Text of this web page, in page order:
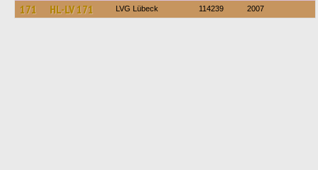
171 HL-LV 171 LVG Lübeck 114239 2007